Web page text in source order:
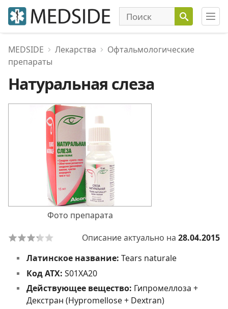
MEDSIDE Лекарства
Офтальмологические
препараты
Натуральная слеза
Фото препарата
Описание актуально на 28.04.2015
Латинское название: Tears naturale
Код АТХ: S01XA20
Действующее вещество: Гипромеллоза +
Декстран (Hypromellose + Dextran)